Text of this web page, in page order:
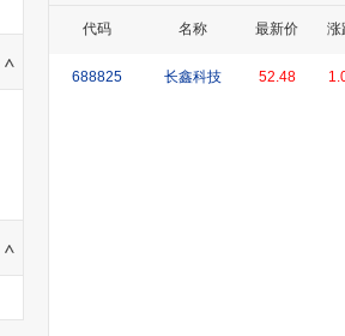
代码 名称 最新价 涨
688825 长鑫科技 52.48